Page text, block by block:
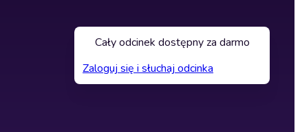
Cały odcinek dostępny za darmo
Zaloguj się i słuchaj odcinka